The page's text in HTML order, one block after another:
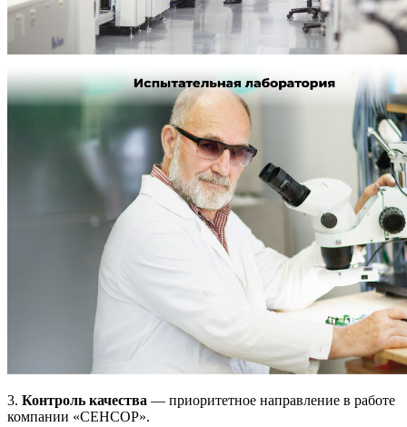
3. Контроль качества — приоритетное направление в работе
компании «СЕНСОР».